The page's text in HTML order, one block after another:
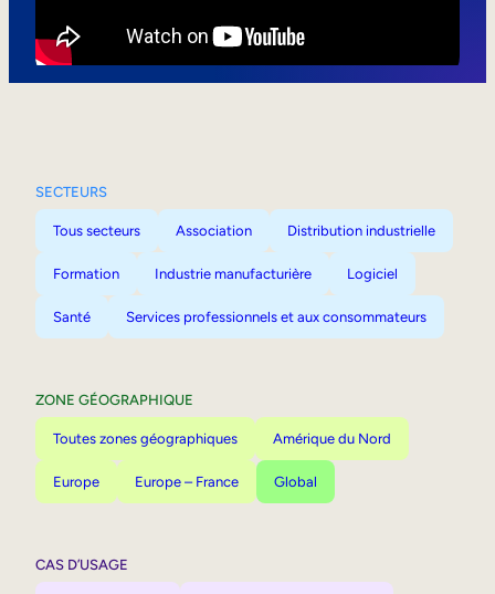
SECTEURS
Tous secteurs Association Distribution industrielle
Formation Industrie manufacturière Logiciel
Santé Services professionnels et aux consommateurs
ZONE GÉOGRAPHIQUE
Toutes zones géographiques Amérique du Nord
Europe Europe – France Global
CAS D’USAGE